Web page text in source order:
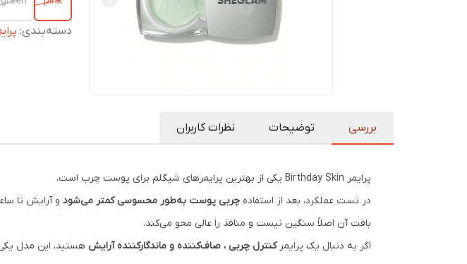
دسته‌بندی:
بررسی توضیحات نظرات کاربران
پرایمر Birthday Skin یکی از بهترین پرایمرهای شیگلم برای پوست چرب است.
در تست عملکرد، بعد از استفاده چربی پوست به‌طور محسوسی کمتر می‌شود و آرایش تا
بافت آن اصلاً سنگین نیست و منافذ را عالی محو می‌کند.
اگر به دنبال یک پرایمرکنترل چربی ، صاف‌کننده و ماندگارکننده آرایش هستید، این مدل